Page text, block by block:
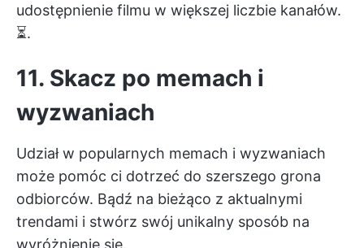
udostępnienie filmu w większej liczbie kanałów.
⏳.
11. Skacz po memach i
wyzwaniach
Udział w popularnych memach i wyzwaniach
może pomóc ci dotrzeć do szerszego grona
odbiorców. Bądź na bieżąco z aktualnymi
trendami i stwórz swój unikalny sposób na
wyróżnienie się.